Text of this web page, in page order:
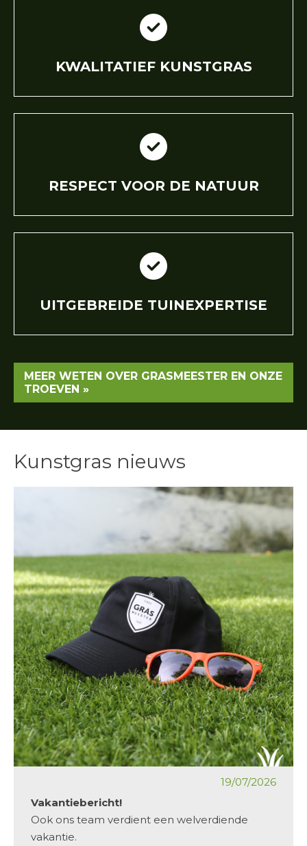
KWALITATIEF KUNSTGRAS
RESPECT VOOR DE NATUUR
UITGEBREIDE TUINEXPERTISE
MEER WETEN OVER GRASMEESTER EN ONZE
TROEVEN »
Kunstgras nieuws
19/07/2026
Vakantiebericht!
Ook ons team verdient een welverdiende
vakantie.